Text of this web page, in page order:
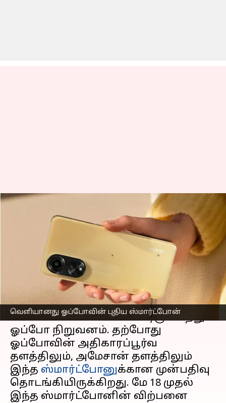
வெளியானது ஓப்போவின் புதிய ஸ்மார்ட்போன்
வெளியானது 'ஓப்போ F23
5G' ஸ்மார்ட்போன்..
என்னென்ன வசதிகள்?
எழுதியவர் Prasanna Venkatesh 02:34 pm
செய்தி முன்னோட்டம்
இந்தியாவில் தங்களுடைய புதிய F23
5Gமொபைலைவெளியிட்டிருக்கிறது
ஓப்போ நிறுவனம். தற்போது
ஓப்போவின் அதிகாரப்பூர்வ
தளத்திலும், அமேசான் தளத்திலும்
இந்த ஸ்மார்ட்போனுக்கான முன்பதிவு
தொடங்கியிருக்கிறது. மே 18 முதல்
இந்த ஸ்மார்ட்போனின் விற்பனை